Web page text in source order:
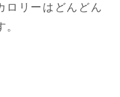
ロリーはどんどん